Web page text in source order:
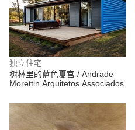
独立住宅
树林里的蓝色夏宫 / Andrade
Morettin Arquitetos Associados